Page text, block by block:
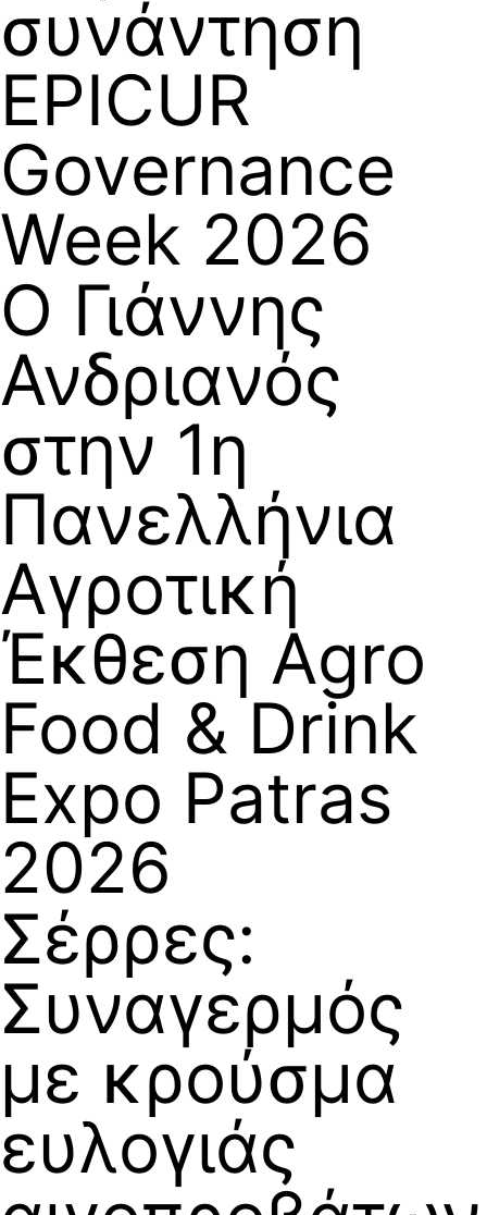
συνάντηση
EPICUR
Governance
Week 2026
Ο Γιάννης
Ανδριανός
στην 1η
Πανελλήνια
Αγροτική
Έκθεση Agro
Food & Drink
Expo Patras
2026
Σέρρες:
Συναγερμός
με κρούσμα
ευλογιάς